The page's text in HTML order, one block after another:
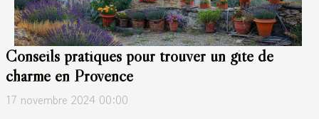
Conseils pratiques pour trouver un gîte de
charme en Provence
17 novembre 2024 00:00